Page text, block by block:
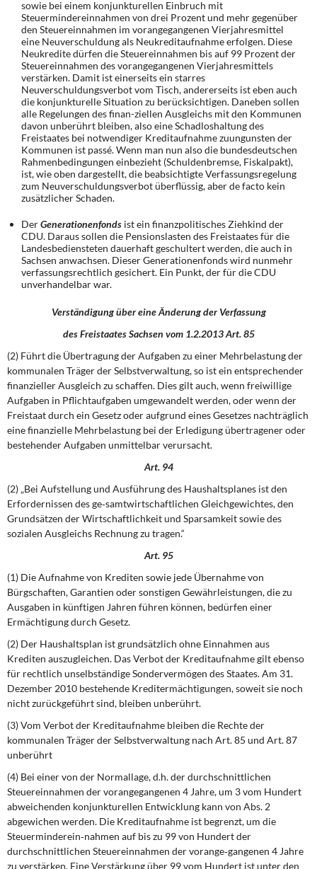
sowie bei einem konjunkturellen Einbruch mit
Steuermindereinnahmen von drei Prozent und mehr gegenüber
den Steuereinnahmen im vorangegangenen Vierjahresmittel
eine Neuverschuldung als Neukreditaufnahme erfolgen. Diese
Neukredite dürfen die Steuereinnahmen bis auf 99 Prozent der
Steuereinnahmen des vorangegangenen Vierjahresmittels
verstärken. Damit ist einerseits ein starres
Neuverschuldungsverbot vom Tisch, andererseits ist eben auch
die konjunkturelle Situation zu berücksichtigen. Daneben sollen
alle Regelungen des finan-ziellen Ausgleichs mit den Kommunen
davon unberührt bleiben, also eine Schadloshaltung des
Freistaates bei notwendiger Kreditaufnahme zuungunsten der
Kommunen ist passé. Wenn man nun also die bundesdeutschen
Rahmenbedingungen einbezieht (Schuldenbremse, Fiskalpakt),
ist, wie oben dargestellt, die beabsichtigte Verfassungsregelung
zum Neuverschuldungsverbot überflüssig, aber de facto kein
zusätzlicher Schaden.
DerGenerationenfonds ist ein finanzpolitisches Ziehkind der
CDU. Daraus sollen die Pensionslasten des Freistaates für die
Landesbediensteten dauerhaft geschultert werden, die auch in
Sachsen anwachsen. Dieser Generationenfonds wird nunmehr
verfassungsrechtlich gesichert. Ein Punkt, der für die CDU
unverhandelbar war.
Verständigung über eine Änderung der Verfassung
des Freistaates Sachsen vom 1.2.2013 Art. 85
(2) Führt die Übertragung der Aufgaben zu einer Mehrbelastung der
kommunalen Träger der Selbstverwaltung, so ist ein entsprechender
finanzieller Ausgleich zu schaffen. Dies gilt auch, wenn freiwillige
Aufgaben in Pflichtaufgaben umgewandelt werden, oder wenn der
Freistaat durch ein Gesetz oder aufgrund eines Gesetzes nachträglich
eine finanzielle Mehrbelastung bei der Erledigung übertragener oder
bestehender Aufgaben unmittelbar verursacht.
Art. 94
(2) „Bei Aufstellung und Ausführung des Haushaltsplanes ist den
Erfordernissen des ge‐samtwirtschaftlichen Gleichgewichtes, den
Grundsätzen der Wirtschaftlichkeit und Sparsamkeit sowie des
sozialen Ausgleichs Rechnung zu tragen.“
Art. 95
(1) Die Aufnahme von Krediten sowie jede Übernahme von
Bürgschaften, Garantien oder sonstigen Gewährleistungen, die zu
Ausgaben in künftigen Jahren führen können, bedürfen einer
Ermächtigung durch Gesetz.
(2) Der Haushaltsplan ist grundsätzlich ohne Einnahmen aus
Krediten auszugleichen. Das Verbot der Kreditaufnahme gilt ebenso
für rechtlich unselbständige Sondervermögen des Staates. Am 31.
Dezember 2010 bestehende Kreditermächtigungen, soweit sie noch
nicht zurückgeführt sind, bleiben unberührt.
(3) Vom Verbot der Kreditaufnahme bleiben die Rechte der
kommunalen Träger der Selbstverwaltung nach Art. 85 und Art. 87
unberührt
(4) Bei einer von der Normallage, d.h. der durchschnittlichen
Steuereinnahmen der vorangegangenen 4 Jahre, um 3 vom Hundert
abweichenden konjunkturellen Entwicklung kann von Abs. 2
abgewichen werden. Die Kreditaufnahme ist begrenzt, um die
Steuerminderein‐nahmen auf bis zu 99 von Hundert der
durchschnittlichen Steuereinnahmen der vorange‐gangenen 4 Jahre
zu verstärken. Eine Verstärkung über 99 vom Hundert ist unter den